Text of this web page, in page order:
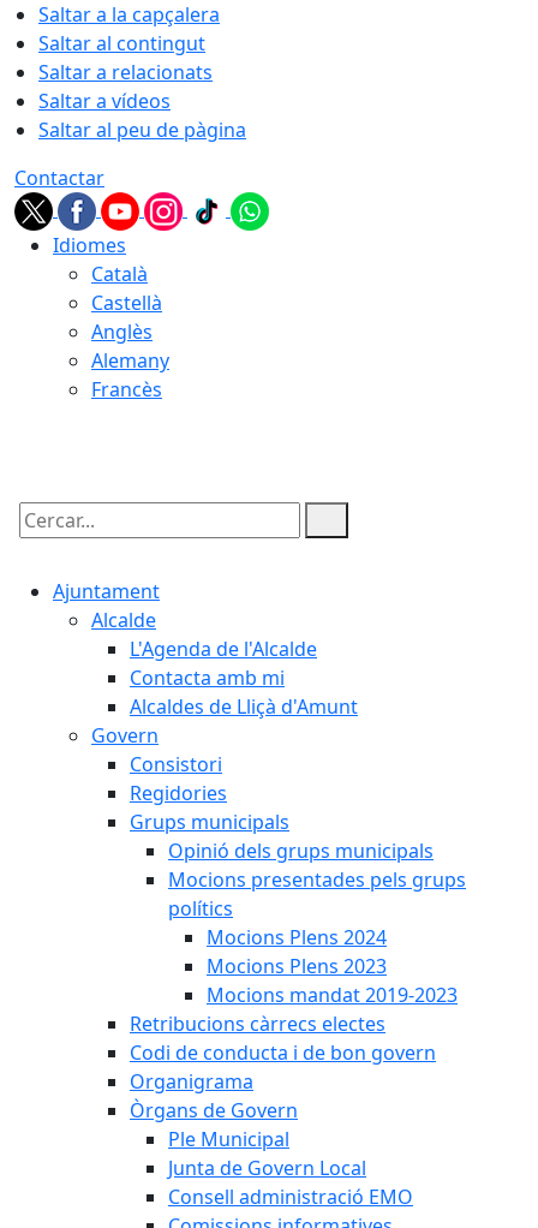
Saltar a la capçalera
Saltar al contingut
Saltar a relacionats
Saltar a vídeos
Saltar al peu de pàgina
Contactar
Idiomes
Català
Castellà
Anglès
Alemany
Francès
Cercar:
Ajuntament
Alcalde
L'Agenda de l'Alcalde
Contacta amb mi
Alcaldes de Lliçà d'Amunt
Govern
Consistori
Regidories
Grups municipals
Opinió dels grups municipals
Mocions presentades pels grups
polítics
Mocions Plens 2024
Mocions Plens 2023
Mocions mandat 2019-2023
Retribucions càrrecs electes
Codi de conducta i de bon govern
Organigrama
Òrgans de Govern
Ple Municipal
Junta de Govern Local
Consell administració EMO